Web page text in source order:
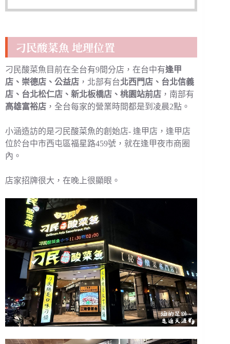
刁民酸菜魚 地理位置
刁民酸菜魚目前在全台有9間分店，在台中有逢甲
店、崇德店、公益店 ，北部有台北西門店、台北信義
店、台北松仁店、新北板橋店、桃園站前店 ，南部有
高雄富裕店 ，全台每家的營業時間都是到凌晨2點。
小涵造訪的是刁民酸菜魚的創始店- 逢甲店，逢甲店
位於台中市西屯區福星路459號，就在逢甲夜市商圈
內。
店家招牌很大，在晚上很顯眼。